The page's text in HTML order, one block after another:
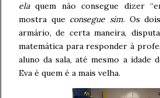
elaquem não consegue dizer
mostra que consegue sim. Os
armário, de certa maneira,
matemática para responder à
aluno da sala, até mesmo a idade
Eva é quem é a mais velha.